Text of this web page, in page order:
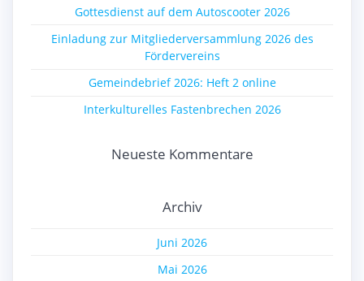
Gottesdienst auf dem Autoscooter 2026
Einladung zur Mitgliederversammlung 2026 des
Fördervereins
Gemeindebrief 2026: Heft 2 online
Interkulturelles Fastenbrechen 2026
Neueste Kommentare
Archiv
Juni 2026
Mai 2026